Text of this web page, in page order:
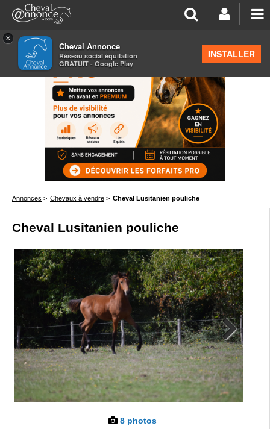
×
Cheval Annonce
Réseau social équitation
GRATUIT - Google Play
INSTALLER
Annonces > Chevaux à vendre > Cheval Lusitanien pouliche
Cheval Lusitanien pouliche
Next
8 photos